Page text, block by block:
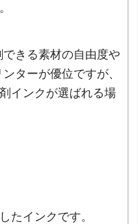
きる素材の自由度や
ターが優位ですが、
インクが選ばれる場
たインクです。